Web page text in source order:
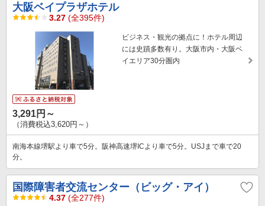
大阪ベイプラザホテル
3.27 (全395件)
ビジネス・観光の拠点に！ホテル周辺
には史蹟多数有り。大阪市内・大阪ベ
イエリア30分圏内
3,291円～
（消費税込3,620円～）
南海本線堺駅より車で5分。阪神高速堺ICより車で5分。USJまで車で20
分。
国際障害者交流センター（ビッグ・アイ）
4.37 (全277件)